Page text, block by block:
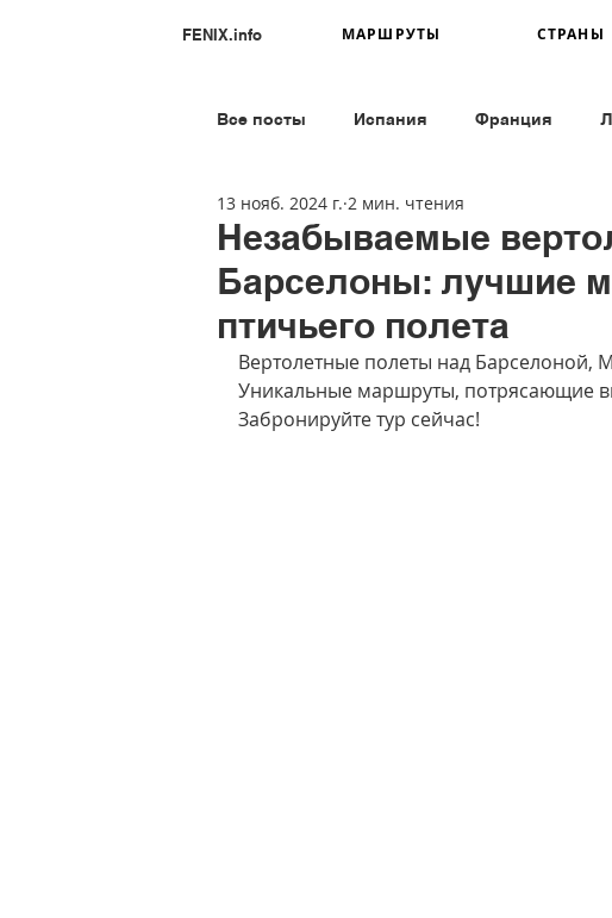
FENIX.info МАРШРУТЫ СТРАНЫ
Все посты Испания Франция
Германия Норвегия
Незабываемые
Барселоны: лучшие
птичьего полета
13 нояб. 2024 г. 2 мин. чтения
Вертолетные полеты над Барселоной,
Уникальные маршруты, потрясающие
Забронируйте тур сейчас!